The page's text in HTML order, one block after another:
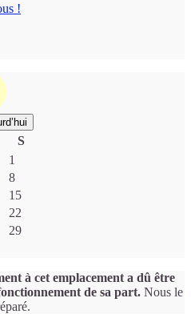
!
S
1
8
15
22
29
à cet emplacement a dû être
de sa part. Nous le